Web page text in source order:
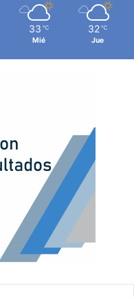
33 ℃
Mié
32 ℃
Jue